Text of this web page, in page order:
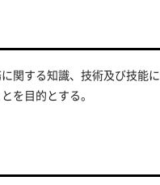
関する知識、技術及び技能
を目的とする。